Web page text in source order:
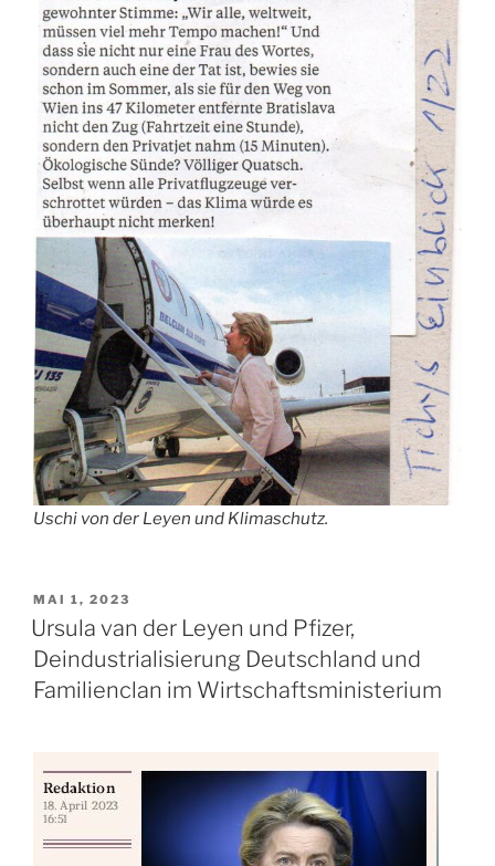
Uschi von der Leyen und Klimaschutz.
VERÖFFENTLICHT
AM
MAI 1, 2023
Ursula van der Leyen und Pfizer,
Deindustrialisierung Deutschland und
Familienclan im Wirtschaftsministerium